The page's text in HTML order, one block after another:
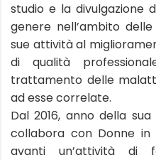
studio e la divulgazione
genere nell’ambito
sue attività al
di qualità
trattamento delle
ad esse correlate.
Dal 2016, anno della sua
collabora con Donne in
avanti un’attività di